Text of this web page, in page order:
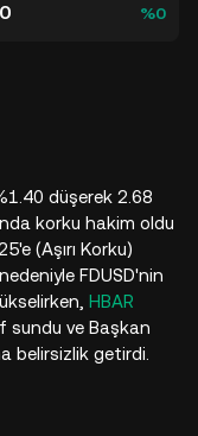
%0
düşerek 2.68
korku hakim oldu
(Aşırı Korku)
FDUSD'nin
HBAR
sundu ve Başkan
belirsizlik getirdi.​